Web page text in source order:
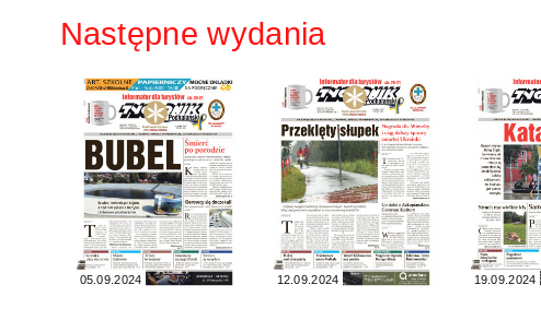
Następne wydania
05.09.2024 12.09.2024 19.09.2024